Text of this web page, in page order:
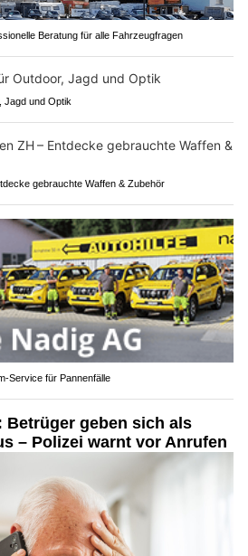
Beratung für alle Fahrzeugfragen
Jagd und Optik
gebrauchte Waffen & Zubehör
für Pannenfälle
Betrüger geben sich als
– Polizei warnt vor Anrufen